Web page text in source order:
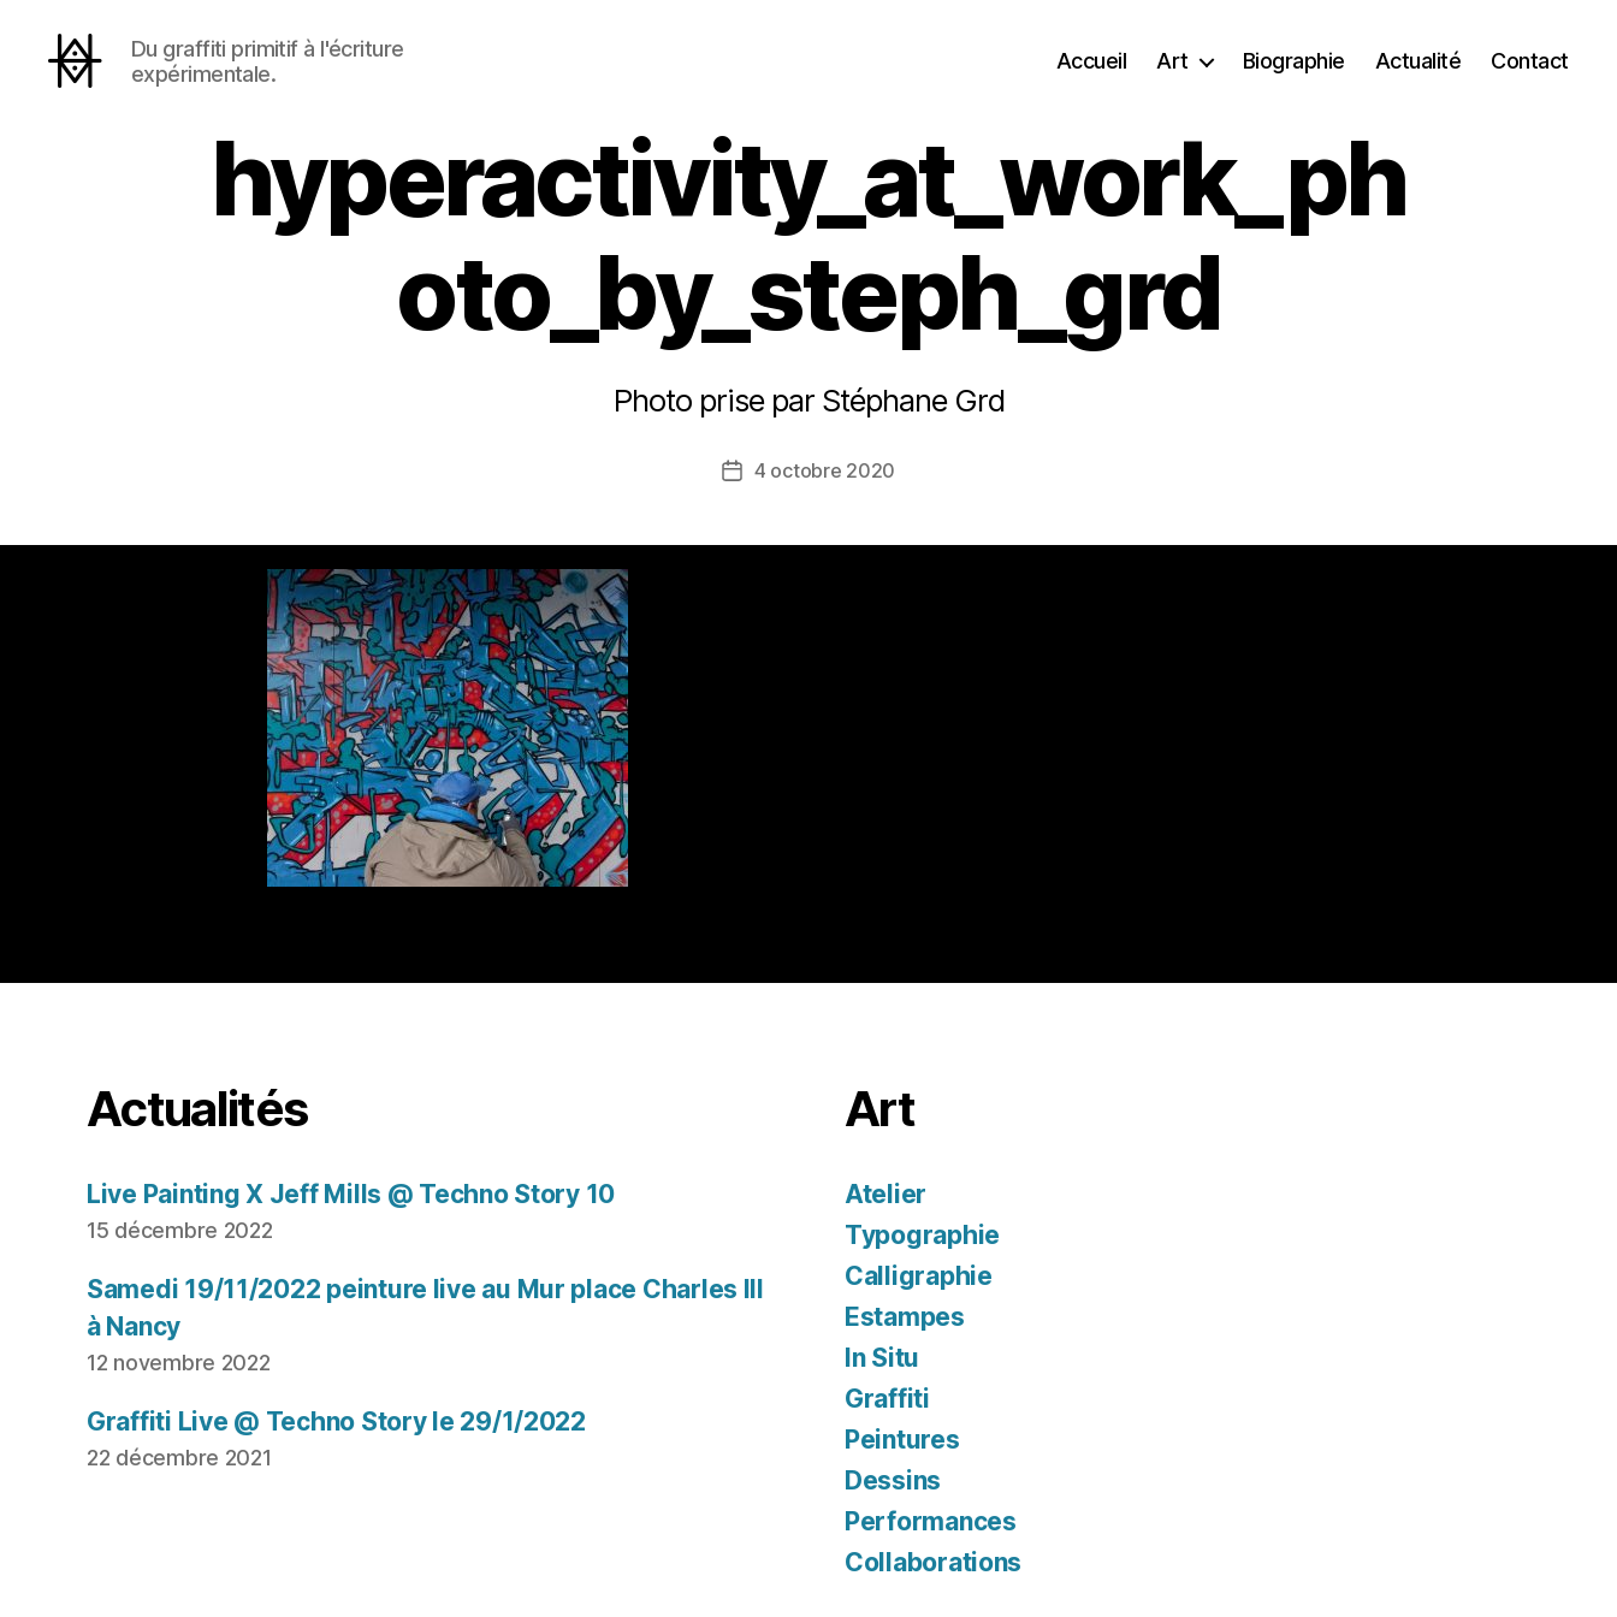
Du graffiti primitif à l'écriture
expérimentale.
Accueil Art Biographie Actualité Contact
hyperactivity_at_work_ph
oto_by_steph_grd
Photo prise par Stéphane Grd
Date4 octobre 2020
Actualités
Live Painting X Jeff Mills @ Techno Story 10
15 décembre 2022
Samedi 19/11/2022 peinture live au Mur place Charles III
à Nancy
12 novembre 2022
Graffiti Live @ Techno Story le 29/1/2022
22 décembre 2021
Art
Atelier
Typographie
Calligraphie
Estampes
In Situ
Graffiti
Peintures
Dessins
Performances
Collaborations